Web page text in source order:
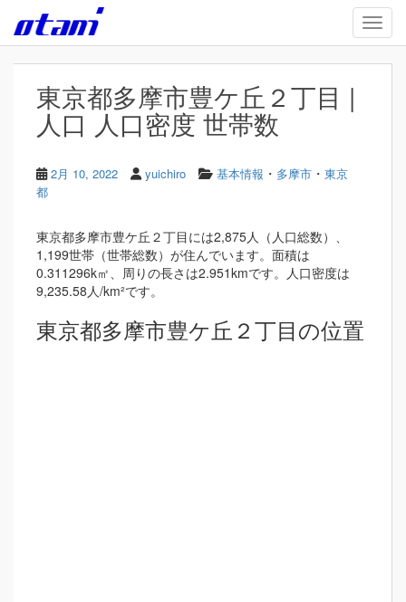
Skip to main content
東京都多摩市豊ケ丘２丁目 |
人口 人口密度 世帯数
2月 10, 2022 yuichiro 基本情報 ・ 多摩市 ・ 東京
都
東京都多摩市豊ケ丘２丁目には2,875人（人口総数）、
1,199世帯（世帯総数）が住んでいます。面積は
0.311296k㎡、周りの長さは2.951kmです。人口密度は
9,235.58人/km²です。
東京都多摩市豊ケ丘２丁目の位置